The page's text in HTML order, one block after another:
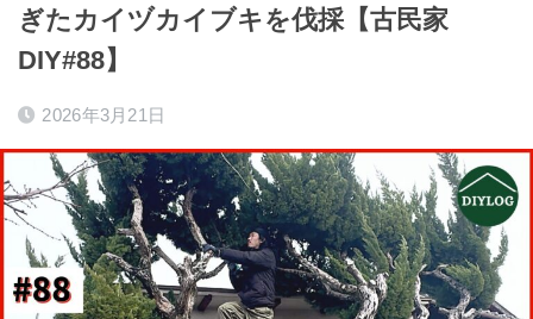
ぎたカイヅカイブキを伐採【古民家
DIY#88】
2026年3月21日